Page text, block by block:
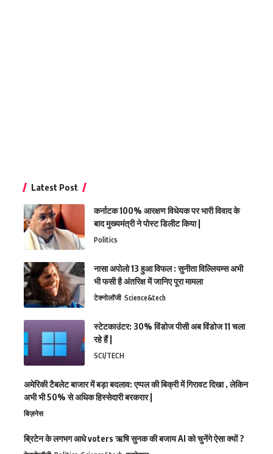
Latest Post
कर्नाटक 100% आरक्षण विधेयक पर भारी विवाद के
बाद मुख्यमंत्री ने पोस्ट डिलीट किया |
Politics
नासा अपोलो 13 हुआ विफल : सुनीता विल्लियम्स अभी
भी फसी है अंतरिक्ष में जानिए पूरा मामला
टेक्नोलॉजी Science&tech
स्टेटकाउंटर: 30% विंडोज पीसी अब विंडोज 11 चला
रहे हैं |
SCI/TECH
अमेरिकी टैबलेट बाजार में बड़ा बदलाव: एप्पल की बिक्री में गिरावट दिखा , लेकिन
अभी भी 50% से अधिक हिस्सेदारी बरकरार |
बिज़नेस
ब्रिटेन के लगभग आधे voters ऋषि सुनक की बजाय AI को चुनेंगे ऐसा क्यों ?